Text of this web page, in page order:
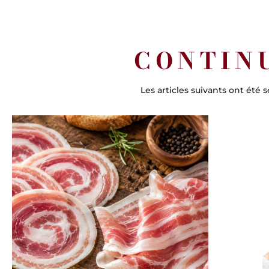
Les articles suivants ont été